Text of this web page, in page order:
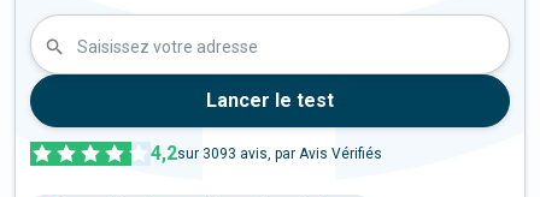
Saisissez votre adresse
Lancer le test
4,2sur 3093 avis, par Avis Vérifiés